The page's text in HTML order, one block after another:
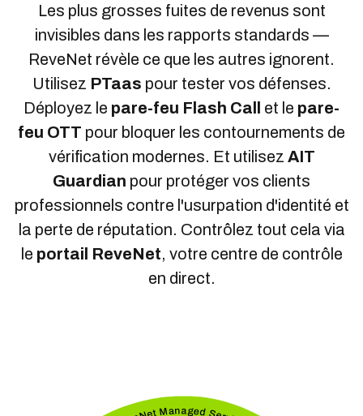
Les plus grosses fuites de revenus sont
invisibles dans les rapports standards —
ReveNet révèle ce que les autres ignorent.
Utilisez PTaas pour tester vos défenses.
Déployez le pare-feu Flash Call et le pare-
feu OTT pour bloquer les contournements de
vérification modernes. Et utilisez AIT
Guardian pour protéger vos clients
professionnels contre l'usurpation d'identité et
la perte de réputation. Contrôlez tout cela via
le portail ReveNet, votre centre de contrôle
en direct.